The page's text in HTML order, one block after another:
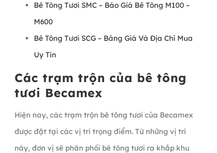
Bê Tông Tươi SMC – Báo Giá Bê Tông M100 –
M600
Bê Tông Tươi SCG – Bảng Giá Và Địa Chỉ Mua
Uy Tín
Các trạm trộn của bê tông
tươi Becamex
Hiện nay, các trạm trộn bê tông tươi của Becamex
được đặt tại các vị trí trọng điểm. Từ những vị trí
này, đơn vị sẽ phân phối bê tông tươi ra khắp khu